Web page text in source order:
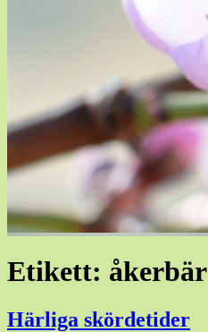
Etikett: åkerbär
Härliga skördetider